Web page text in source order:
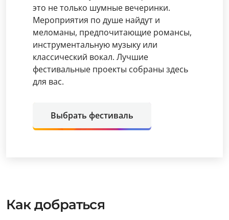
это не только шумные вечеринки.
Мероприятия по душе найдут и
меломаны, предпочитающие романсы,
инструментальную музыку или
классический вокал. Лучшие
фестивальные проекты собраны здесь
для вас.
Выбрать фестиваль
Как добраться